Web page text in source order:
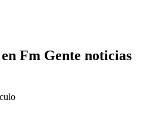
Fm Gente noticias